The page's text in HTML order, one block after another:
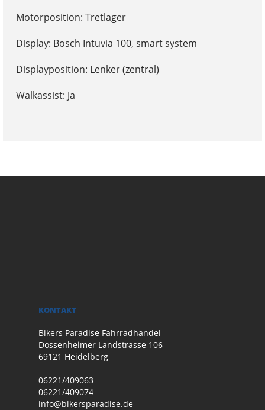
Motorposition: Tretlager
Display: Bosch Intuvia 100, smart system
Displayposition: Lenker (zentral)
Walkassist: Ja
KONTAKT
Bikers Paradise Fahrradhandel
Dossenheimer Landstrasse 106
69121 Heidelberg
06221/409063
06221/409074
info@bikersparadise.de